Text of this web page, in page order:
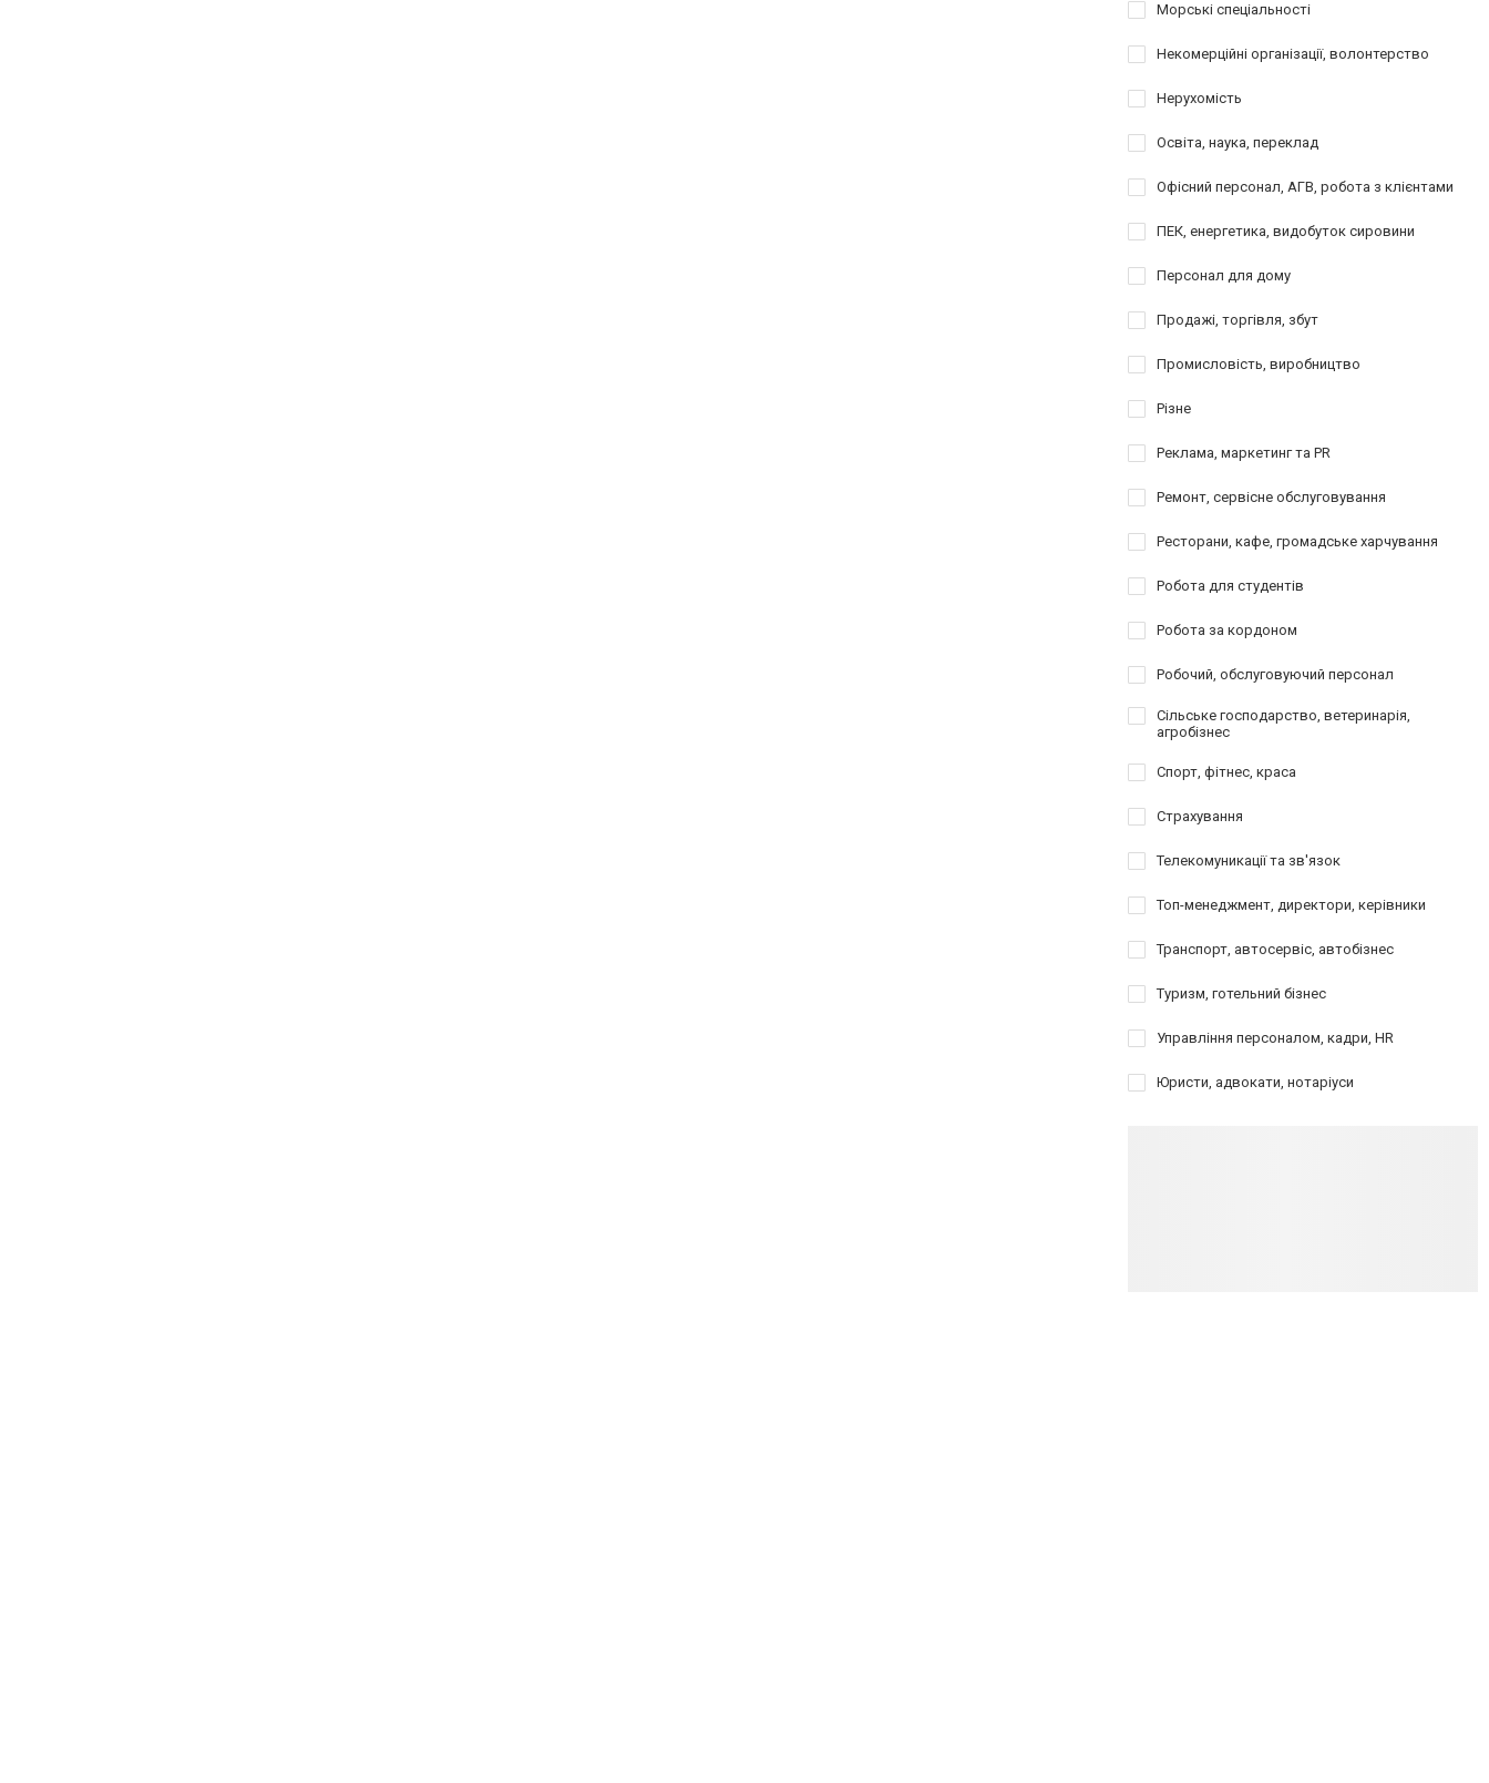
Морські спеціальності
Некомерційні організації, волонтерство
Нерухомість
Освіта, наука, переклад
Офісний персонал, АГВ, робота з клієнтами
ПЕК, енергетика, видобуток сировини
Персонал для дому
Продажі, торгівля, збут
Промисловість, виробництво
Різне
Реклама, маркетинг та PR
Ремонт, сервісне обслуговування
Ресторани, кафе, громадське харчування
Робота для студентів
Робота за кордоном
Робочий, обслуговуючий персонал
Сільське господарство, ветеринарія,
агробізнес
Спорт, фітнес, краса
Страхування
Телекомуникації та зв'язок
Топ-менеджмент, директори, керівники
Транспорт, автосервіс, автобізнес
Туризм, готельний бізнес
Управління персоналом, кадри, HR
Юристи, адвокати, нотаріуси